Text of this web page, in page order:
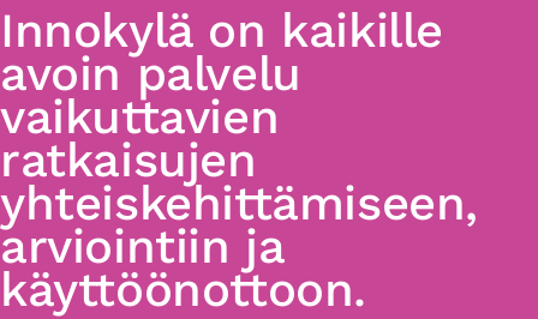
Innokylä on kaikille
avoin palvelu
vaikuttavien
ratkaisujen
yhteiskehittämiseen,
arviointiin ja
käyttöönottoon.